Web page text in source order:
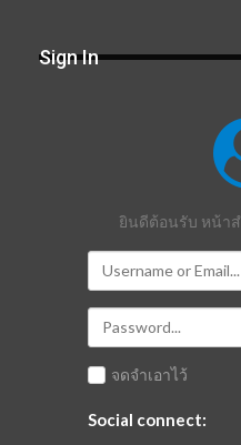
Sign In
ยินดีต้อนรับ หน้า
จดจำเอาไว้
Social connect: